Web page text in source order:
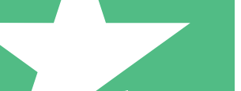
avec des crédits de téléchargement. Sans
1 Téléchargement